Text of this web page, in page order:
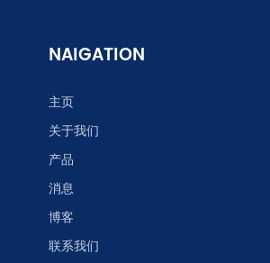
NAIGATION
主页
关于我们
产品
消息
博客
联系我们